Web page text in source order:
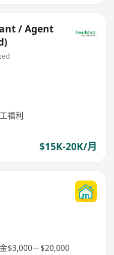
/ Agent
福利
$15K-20K/月
$3,000－$20,000